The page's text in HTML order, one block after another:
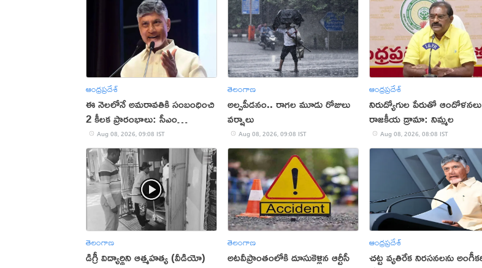
ఆంధ్రప్రదేశ్
ఈ నెలలోనే అమరావతికి సంబంధించి
2 కీలక ప్రారంభాలు: సీఎం
చంద్రబాబు
Aug 08, 2026, 09:08 IST
తెలంగాణ
అల్పపీడనం.. రాగల మూడు రోజులు
వర్షాలు
Aug 08, 2026, 09:08 IST
ఆంధ్రప్రదేశ్
నిరుద్యోగుల పేరుతో ఆందోళనలు
రాజకీయ డ్రామా: నిమ్మల
Aug 08, 2026, 08:08 IST
తెలంగాణ
డిగ్రీ విద్యార్థిని ఆత్మహత్య (వీడియో)
తెలంగాణ
అటవీప్రాంతంలోకి దూసుకెళ్లిన ఆర్టీసీ
ఆంధ్రప్రదేశ్
చట్ట వ్యతిరేక నిరసనలను